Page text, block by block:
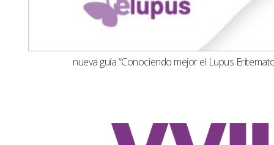
nueva guía “Conociendo mejor el Lupus